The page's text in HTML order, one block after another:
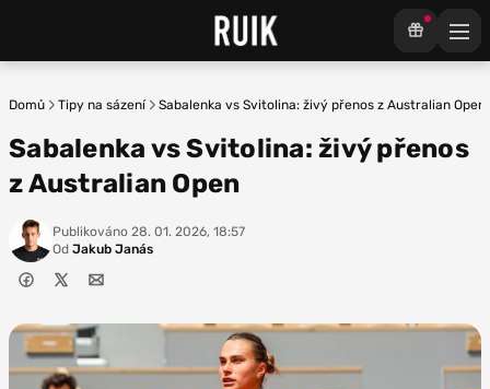
Domů Tipy na sázení Sabalenka vs Svitolina: živý přenos z Australian Open
Sabalenka vs Svitolina: živý přenos
z Australian Open
Publikováno 28. 01. 2026, 18:57
Od Jakub Janás